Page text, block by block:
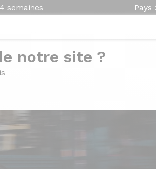
4 semaines Pays :
notre site ?